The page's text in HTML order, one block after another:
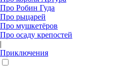
Про Робин Гуда
Про рыцарей
Про мушкетёров
Про осаду крепостей
|
Приключения